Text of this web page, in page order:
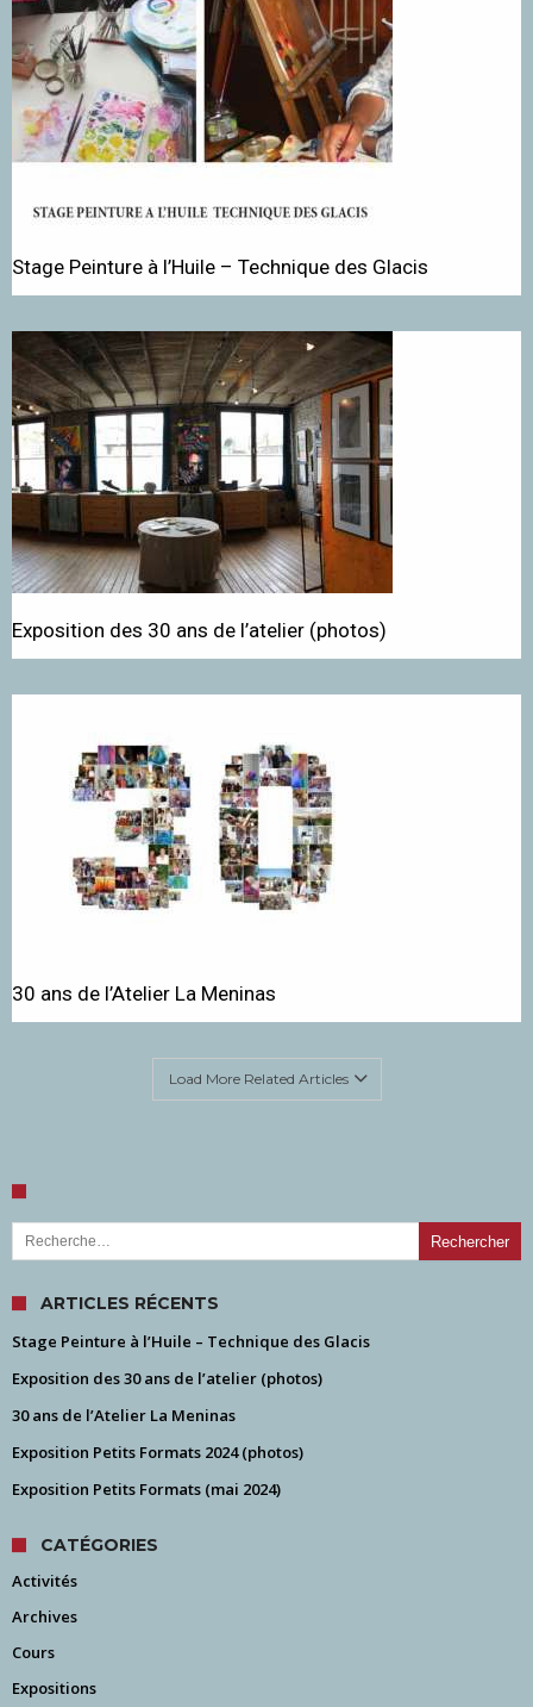
Stage Peinture à l’Huile – Technique des Glacis
Exposition des 30 ans de l’atelier (photos)
30 ans de l’Atelier La Meninas
Load More Related Articles
Rechercher :
ARTICLES RÉCENTS
Stage Peinture à l’Huile – Technique des Glacis
Exposition des 30 ans de l’atelier (photos)
30 ans de l’Atelier La Meninas
Exposition Petits Formats 2024 (photos)
Exposition Petits Formats (mai 2024)
CATÉGORIES
Activités
Archives
Cours
Expositions